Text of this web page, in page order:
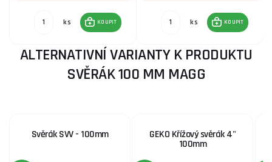
ks KOUPIT ks KOUPIT
ALTERNATIVNÍ VARIANTY K PRODUKTU
SVĚRÁK 100 MM MAGG
Svěrák SVV - 100mm GEKO Křížový svěrák 4"
100mm